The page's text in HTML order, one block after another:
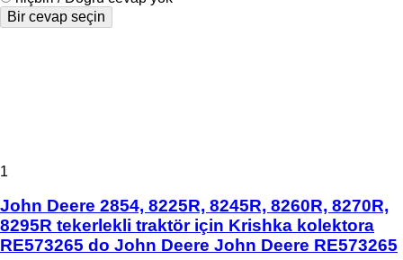
Bir cevap seçin
1
John Deere 2854, 8225R, 8245R, 8260R, 8270R,
8295R tekerlekli traktör için Krishka kolektora
RE573265 do John Deere John Deere RE573265